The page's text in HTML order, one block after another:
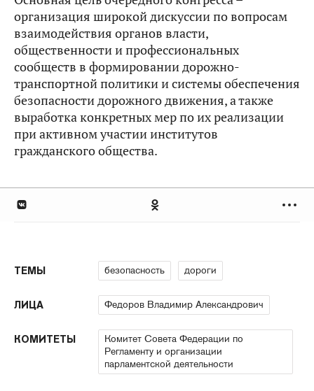
организация широкой дискуссии по вопросам
взаимодействия органов власти,
общественности и профессиональных
сообществ в формировании дорожно-
транспортной политики и системы обеспечения
безопасности дорожного движения, а также
выработка конкретных мер по их реализации
при активном участии институтов
гражданского общества.
ТЕМЫ безопасность дороги
ЛИЦА Федоров Владимир Александрович
КОМИТЕТЫ
Комитет Совета Федерации по
Регламенту и организации
парламентской деятельности